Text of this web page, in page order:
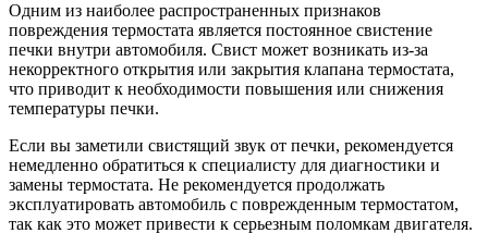
Одним из наиболее распространенных признаков
повреждения термостата является постоянное свистение
печки внутри автомобиля. Свист может возникать из-за
некорректного открытия или закрытия клапана термостата,
что приводит к необходимости повышения или снижения
температуры печки.
Если вы заметили свистящий звук от печки, рекомендуется
немедленно обратиться к специалисту для диагностики и
замены термостата. Не рекомендуется продолжать
эксплуатировать автомобиль с поврежденным термостатом,
так как это может привести к серьезным поломкам двигателя.